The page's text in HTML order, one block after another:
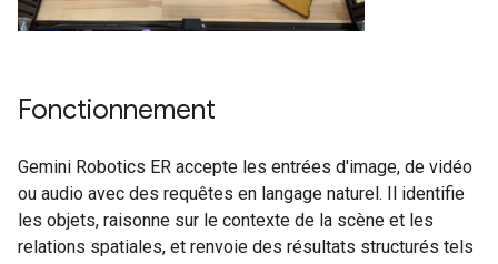
Fonctionnement
Gemini Robotics ER accepte les entrées d'image, de vidéo
ou audio avec des requêtes en langage naturel. Il identifie
les objets, raisonne sur le contexte de la scène et les
relations spatiales, et renvoie des résultats structurés tels